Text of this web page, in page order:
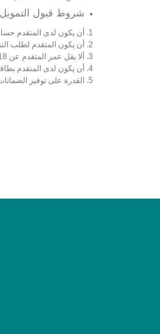
شروط قبول
أن يكون لدى المتقدم
أن يكون المتقدم لطلب
ألا يقل عمر المتقدم عن 18 عامً وألا يزيد عن 60 عامً.
أن يكون لدى المتقدم
القدرة على توفير